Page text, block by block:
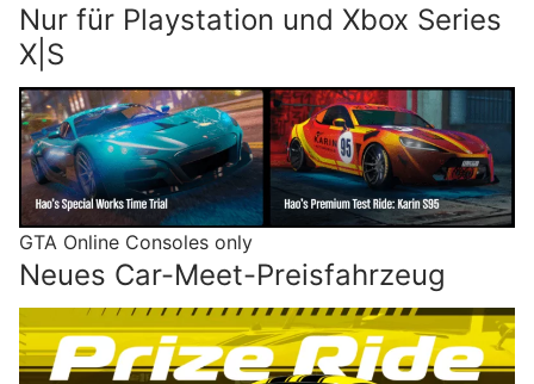
Nur für Playstation und Xbox Series
X|S
GTA Online Consoles only
Neues Car-Meet-Preisfahrzeug